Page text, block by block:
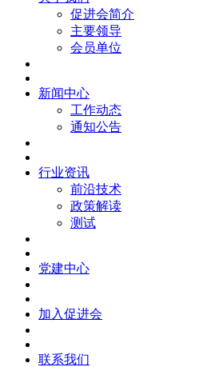
促进会简介
主要领导
会员单位
新闻中心
工作动态
通知公告
行业资讯
前沿技术
政策解读
测试
党建中心
加入促进会
联系我们